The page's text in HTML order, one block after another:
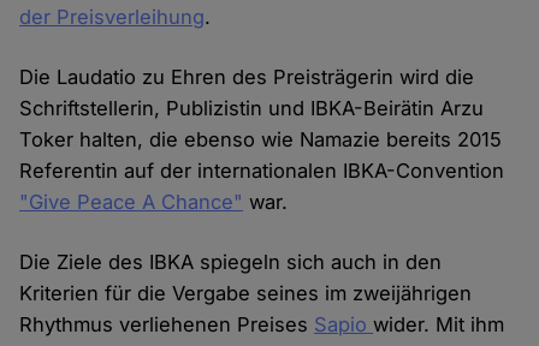
der Preisverleihung.
Die Laudatio zu Ehren des Preisträgerin wird die
Schriftstellerin, Publizistin und IBKA-Beirätin Arzu
Toker halten, die ebenso wie Namazie bereits 2015
Referentin auf der internationalen IBKA-Convention
"Give Peace A Chance" war.
Die Ziele des IBKA spiegeln sich auch in den
Kriterien für die Vergabe seines im zweijährigen
Rhythmus verliehenen Preises Sapiowider. Mit ihm